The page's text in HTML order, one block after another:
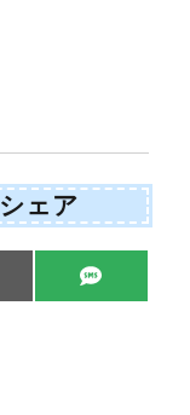
ェア
Share
on
S
M